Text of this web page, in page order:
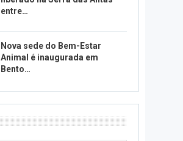
entre…
Nova sede do Bem-Estar
Animal é inaugurada em
Bento…